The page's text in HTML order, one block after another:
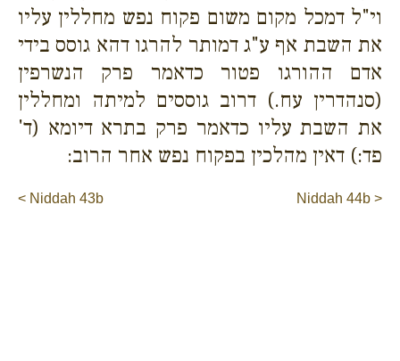
וי"ל דמכל מקום משום פקוח נפש מחללין עליו
את השבת אף ע"ג דמותר להרגו דהא גוסס בידי
אדם ההורגו פטור כדאמר פרק הנשרפין
(סנהדרין עח.) דרוב גוססים למיתה ומחללין
את השבת עליו כדאמר פרק בתרא דיומא (ד'
פד:) דאין מהלכין בפקוח נפש אחר הרוב:
< Niddah 43b Niddah 44b >